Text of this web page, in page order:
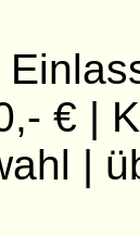
€ |
|